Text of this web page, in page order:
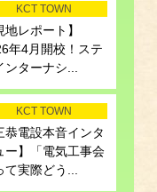
KCT TOWN
地レポート】
年4月開校！ステ
ンターナシ...
KCT TOWN
恭電設本音インタ
ー】「電気工事会
て実際どう...